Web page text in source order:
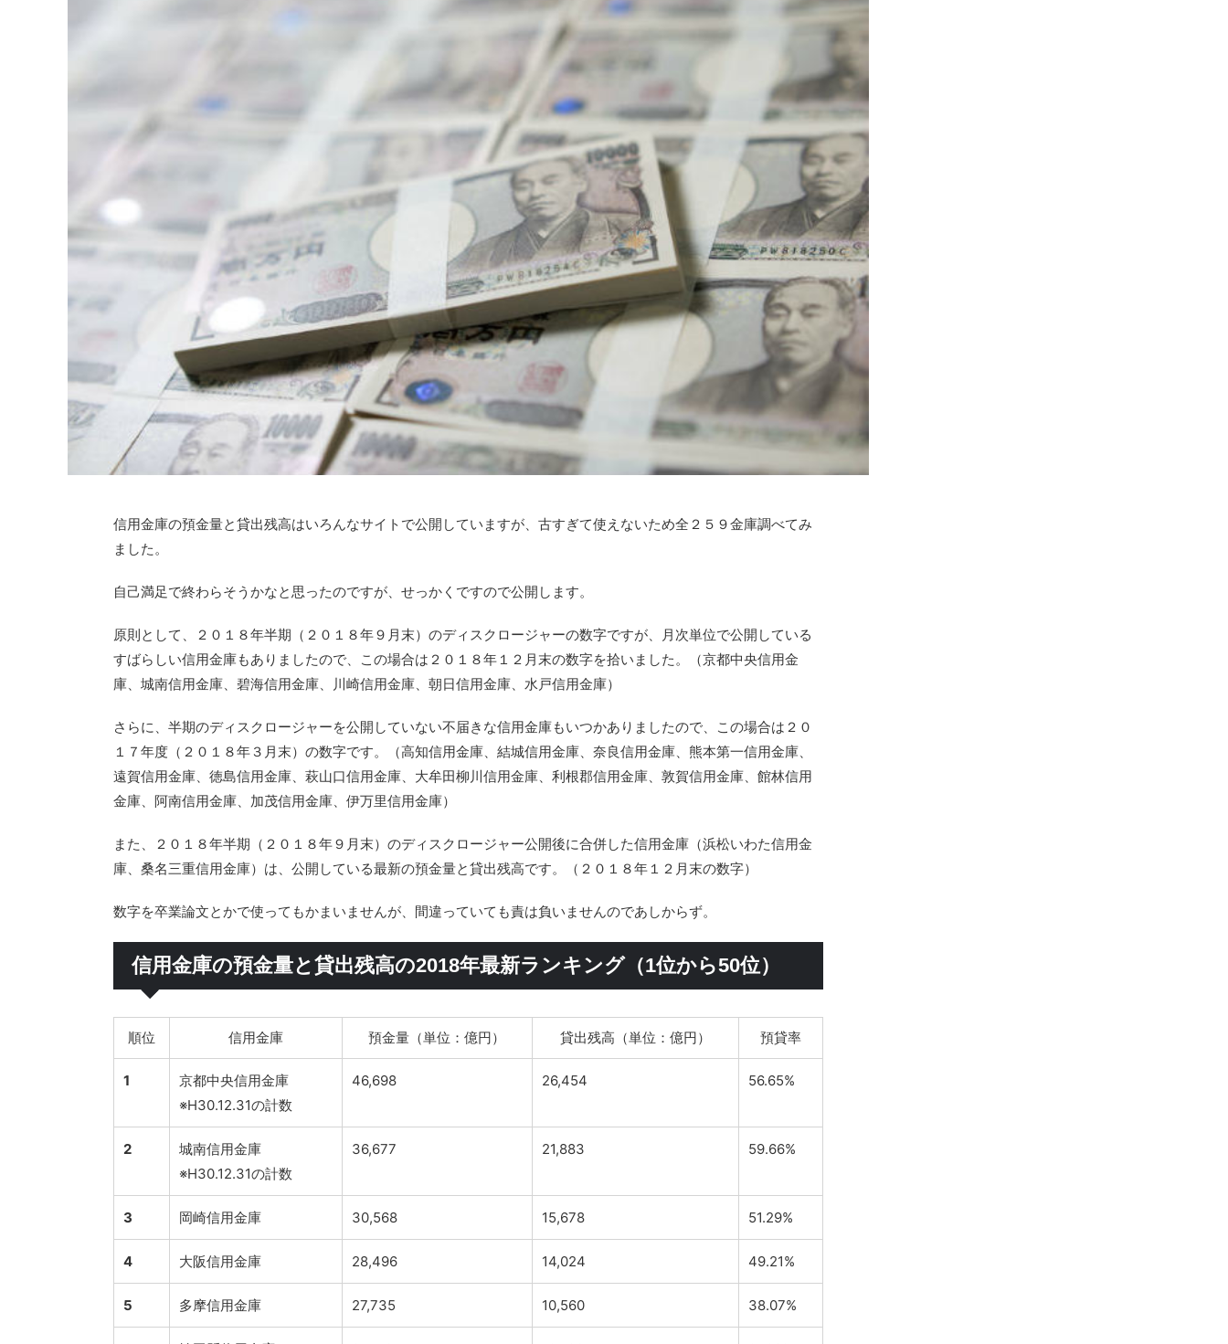
信用金庫の預金量と貸出残高はいろんなサイトで公開していますが、古すぎて使えないため全２５９金庫調べてみ
ました。
自己満足で終わらそうかなと思ったのですが、せっかくですので公開します。
原則として、２０１８年半期（２０１８年９月末）のディスクロージャーの数字ですが、月次単位で公開している
すばらしい信用金庫もありましたので、この場合は２０１８年１２月末の数字を拾いました。（京都中央信用金
庫、城南信用金庫、碧海信用金庫、川崎信用金庫、朝日信用金庫、水戸信用金庫）
さらに、半期のディスクロージャーを公開していない不届きな信用金庫もいつかありましたので、この場合は２０
１７年度（２０１８年３月末）の数字です。（高知信用金庫、結城信用金庫、奈良信用金庫、熊本第一信用金庫、
遠賀信用金庫、徳島信用金庫、萩山口信用金庫、大牟田柳川信用金庫、利根郡信用金庫、敦賀信用金庫、館林信用
金庫、阿南信用金庫、加茂信用金庫、伊万里信用金庫）
また、２０１８年半期（２０１８年９月末）のディスクロージャー公開後に合併した信用金庫（浜松いわた信用金
庫、桑名三重信用金庫）は、公開している最新の預金量と貸出残高です。（２０１８年１２月末の数字）
数字を卒業論文とかで使ってもかまいませんが、間違っていても責は負いませんのであしからず。
信用金庫の預金量と貸出残高の2018年最新ランキング（1位から50位）
順位 信用金庫 預金量（単位：億円） 貸出残高（単位：億円） 預貸率
1
京都中央信用金庫
※H30.12.31の計数
46,698 26,454 56.65%
2
城南信用金庫
※H30.12.31の計数
36,677 21,883 59.66%
3 岡崎信用金庫 30,568 15,678 51.29%
4 大阪信用金庫 28,496 14,024 49.21%
5 多摩信用金庫 27,735 10,560 38.07%